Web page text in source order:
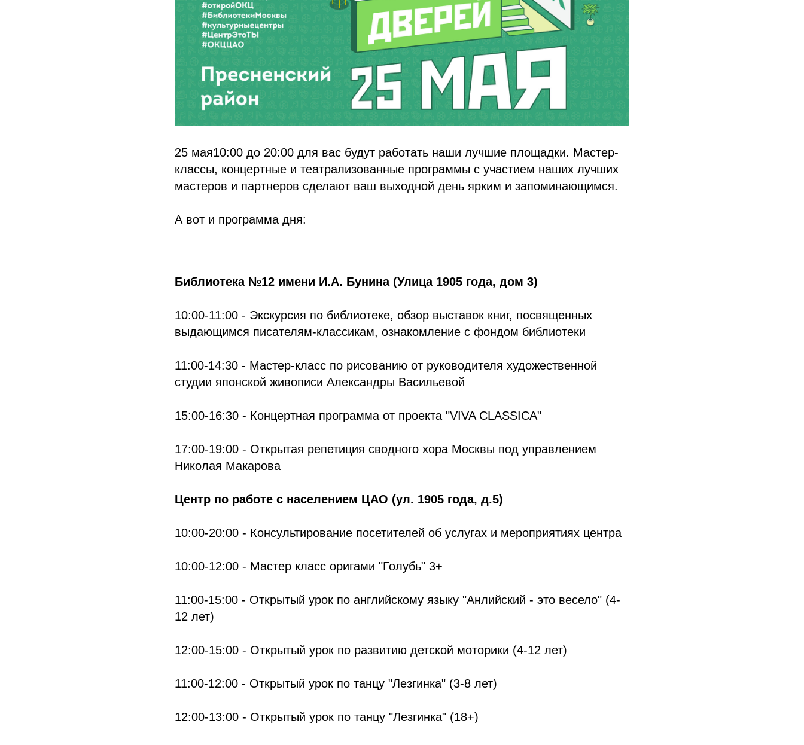
25 мая10:00 до 20:00 для вас будут работать наши лучшие площадки. Мастер-
классы, концертные и театрализованные программы с участием наших лучших
мастеров и партнеров сделают ваш выходной день ярким и запоминающимся.
А вот и программа дня:
Библиотека №12 имени И.А. Бунина (Улица 1905 года, дом 3)
10:00-11:00 - Экскурсия по библиотеке, обзор выставок книг, посвященных
выдающимся писателям-классикам, ознакомление с фондом библиотеки
11:00-14:30 - Мастер-класс по рисованию от руководителя художественной
студии японской живописи Александры Васильевой
15:00-16:30 - Концертная программа от проекта "VIVA CLASSICA"
17:00-19:00 - Открытая репетиция сводного хора Москвы под управлением
Николая Макарова
Центр по работе с населением ЦАО (ул. 1905 года, д.5)
10:00-20:00 - Консультирование посетителей об услугах и мероприятиях центра
10:00-12:00 - Мастер класс оригами "Голубь" 3+
11:00-15:00 - Открытый урок по английскому языку "Анлийский - это весело" (4-
12 лет)
12:00-15:00 - Открытый урок по развитию детской моторики (4-12 лет)
11:00-12:00 - Открытый урок по танцу "Лезгинка" (3-8 лет)
12:00-13:00 - Открытый урок по танцу "Лезгинка" (18+)